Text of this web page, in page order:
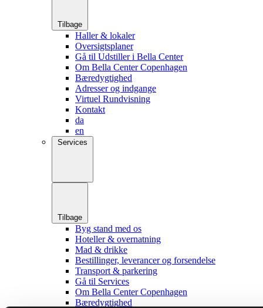
Tilbage
Haller & lokaler
Oversigtsplaner
Gå til Udstiller i Bella Center
Om Bella Center Copenhagen
Bæredygtighed
Adresser og indgange
Virtuel Rundvisning
Kontakt
da
en
Services
Tilbage
Byg stand med os
Hoteller & overnatning
Mad & drikke
Bestillinger, leverancer og forsendelse
Transport & parkering
Gå til Services
Om Bella Center Copenhagen
Bæredygtighed